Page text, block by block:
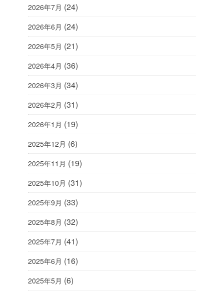
2026年7月 (24)
2026年6月 (24)
2026年5月 (21)
2026年4月 (36)
2026年3月 (34)
2026年2月 (31)
2026年1月 (19)
2025年12月 (6)
2025年11月 (19)
2025年10月 (31)
2025年9月 (33)
2025年8月 (32)
2025年7月 (41)
2025年6月 (16)
2025年5月 (6)